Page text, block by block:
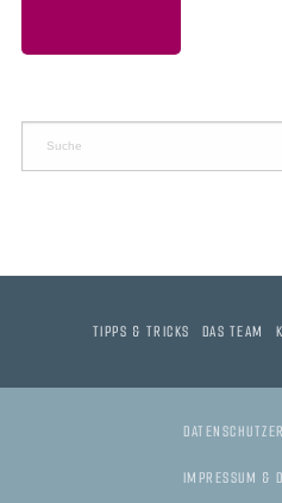
TIPPS & TRICKS DAS TEAM
IMPRESSUM &